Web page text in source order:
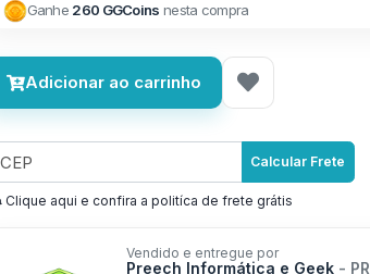
Ganhe 260 GGCoins nesta compra
Adicionar ao carrinho
Calcular Frete
Clique aqui e confira a politíca de frete grátis
Vendido e entregue por
Preech Informática e Geek - PR